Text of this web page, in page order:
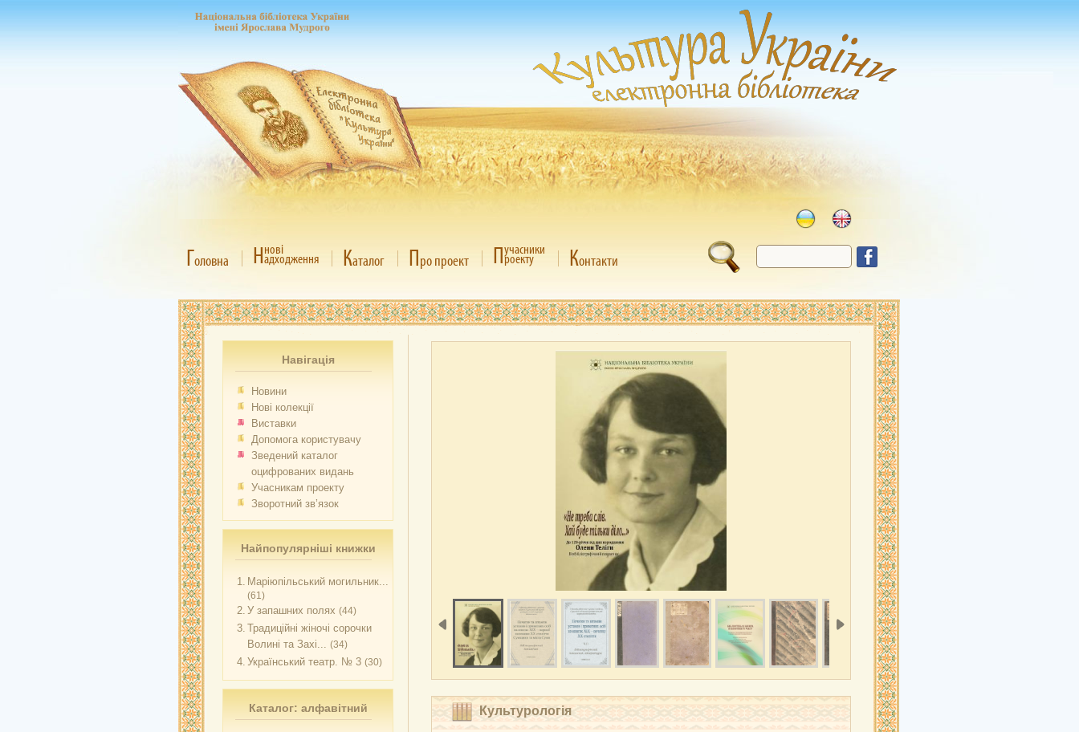
Головна Ннові
адходження Каталог Про проект Пучасники
роекту Контакти
Навігація
Новини
Нові колекції
Виставки
Допомога користувачу
Зведений каталог
оцифрованих видань
Учасникам проекту
Зворотний зв’язок
Найпопулярніші книжки
1. Маріюпільський могильник...
(61)
2. У запашних полях (44)
3. Традиційні жіночі сорочки
Волині та Захі... (34)
4. Український театр. № 3 (30)
Каталог: алфавітний Культурологія